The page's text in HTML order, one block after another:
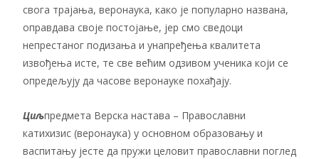
свога трајања, веронаука, како је популарно названа,
оправдава своје постојање, јер смо сведоци
непрестаног подизања и унапређења квалитета
извођења исте, те све већим одзивом ученика који се
опредељују да часове веронауке похађају.
Циљпредмета Верска настава – Православни
катихизис (веронаука) у основном образовању и
васпитању јесте да пружи целовит православни поглед